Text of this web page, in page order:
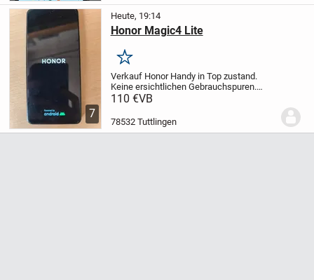
7
Heute, 19:14
Honor Magic4 Lite
Merken
Verkauf Honor Handy in Top zustand.
Keine ersichtlichen Gebrauchspuren.
Originalverpackung, Ladegerät und Kabel
110 €VB
78532 Tuttlingen